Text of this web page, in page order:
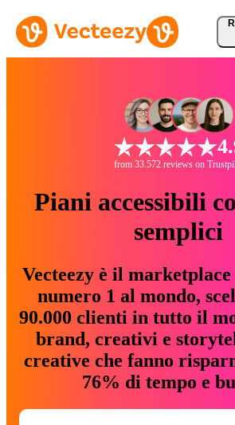
from 33.572 reviews on
Piani accessibili
semplici
Vecteezy è il
numero 1 al mondo,
90.000 clienti in tutto il
brand, creativi e
creative che fanno
76% di tempo e